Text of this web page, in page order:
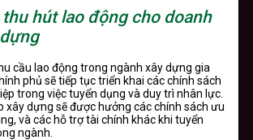
hút lao động cho doanh
cầu lao động trong ngành xây dựng gia
phủ sẽ tiếp tục triển khai các chính sách
trong việc tuyển dụng và duy trì nhân lực.
xây dựng sẽ được hưởng các chính sách ưu
và các hỗ trợ tài chính khác khi tuyển
ngành.